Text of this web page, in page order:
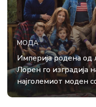
МОДА
Империја родена
Лорен го изградија
најголемиот моден